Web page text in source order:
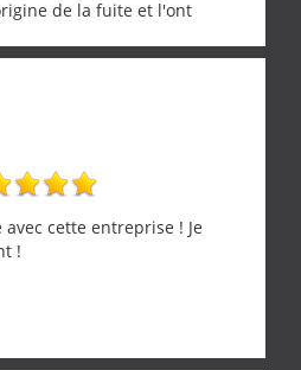
de la fuite et l'ont
et compétente. C'est
pouvoir compter sur des
Merci encore !
cette entreprise ! Je
!